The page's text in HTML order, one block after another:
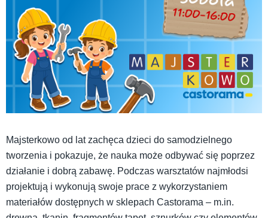
Majsterkowo od lat zachęca dzieci do samodzielnego
tworzenia i pokazuje, że nauka może odbywać się poprzez
działanie i dobrą zabawę. Podczas warsztatów najmłodsi
projektują i wykonują swoje prace z wykorzystaniem
materiałów dostępnych w sklepach Castorama – m.in.